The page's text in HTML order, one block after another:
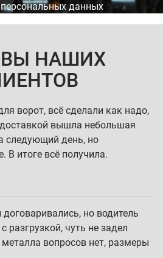
данных
НАШИХ
ворот, всё сделали как надо,
вышла небольшая
следующий день, но
В итоге всё получила.
но водитель
разгрузкой, чуть не задел
вопросов нет, размеры